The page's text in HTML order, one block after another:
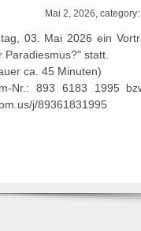
Mai 2, 2026, category:
03. Mai 2026 ein
statt.
ca. 45 Minuten)
Nr.: 893 6183 1995
j/89361831995